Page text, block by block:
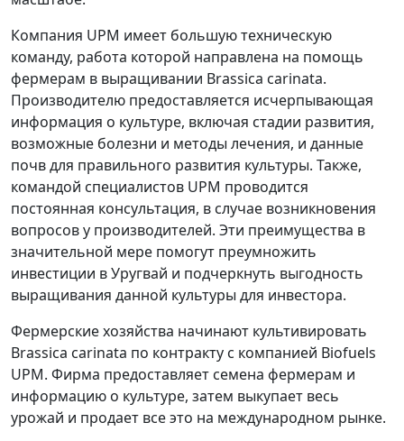
Компания UPM имеет большую техническую
команду, работа которой направлена на помощь
фермерам в выращивании Brassica carinata.
Производителю предоставляется исчерпывающая
информация о культуре, включая стадии развития,
возможные болезни и методы лечения, и данные
почв для правильного развития культуры. Также,
командой специалистов UPM проводится
постоянная консультация, в случае возникновения
вопросов у производителей. Эти преимущества в
значительной мере помогут преумножить
инвестиции в Уругвай и подчеркнуть выгодность
выращивания данной культуры для инвестора.
Фермерские хозяйства начинают культивировать
Brassica carinata по контракту с компанией Biofuels
UPM. Фирма предоставляет семена фермерам и
информацию о культуре, затем выкупает весь
урожай и продает все это на международном рынке.